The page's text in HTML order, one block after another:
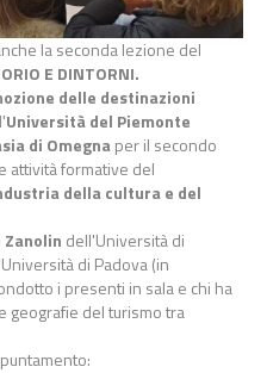
la seconda lezione del
E DINTORNI.
delle destinazioni
Università del Piemonte
di Omegnaper il secondo
attività formative del
della cultura e del
Zanolin dell'Università di
di Padova (in
i presenti in sala e chi ha
geografie del turismo tra